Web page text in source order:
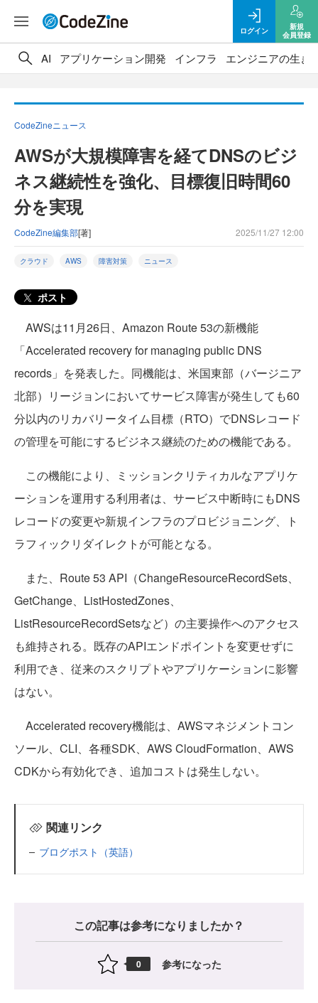
ログイン
新規
会員登録
AI アプリケーション開発 インフラ エンジニアの生き
CodeZineニュース
AWSが大規模障害を経てDNSのビジ
ネス継続性を強化、目標復旧時間60
分を実現
CodeZine編集部[著] 2025/11/27 12:00
クラウド AWS 障害対策 ニュース
ポスト
AWSは11月26日、Amazon Route 53の新機能
「Accelerated recovery for managing public DNS
records」を発表した。同機能は、米国東部（バージニア
北部）リージョンにおいてサービス障害が発生しても60
分以内のリカバリータイム目標（RTO）でDNSレコード
の管理を可能にするビジネス継続のための機能である。
この機能により、ミッションクリティカルなアプリケ
ーションを運用する利用者は、サービス中断時にもDNS
レコードの変更や新規インフラのプロビジョニング、ト
ラフィックリダイレクトが可能となる。
また、Route 53 API（ChangeResourceRecordSets、
GetChange、ListHostedZones、
ListResourceRecordSetsなど）の主要操作へのアクセス
も維持される。既存のAPIエンドポイントを変更せずに
利用でき、従来のスクリプトやアプリケーションに影響
はない。
Accelerated recovery機能は、AWSマネジメントコン
ソール、CLI、各種SDK、AWS CloudFormation、AWS
CDKから有効化でき、追加コストは発生しない。
関連リンク
ブログポスト（英語）
この記事は参考になりましたか？
0 参考になった